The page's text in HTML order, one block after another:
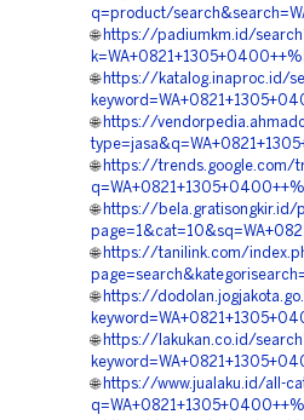
q=product/
🌐 https://padiumkm.id/
🌐 https://katalog.inaproc.id/
🌐 https://
🌐 https://trends.google.com/
🌐 https://bela.gratisongkir.id/
🌐 https://tanilink.com/
🌐 https://
🌐 https://lakukan.co.id/
🌐 https://www.jualaku.id/all-